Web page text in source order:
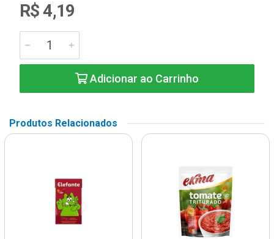
R$ 4,19
Adicionar ao Carrinho
Produtos Relacionados